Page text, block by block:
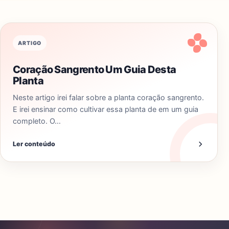
ARTIGO
Coração Sangrento Um Guia Desta
Planta
Neste artigo irei falar sobre a planta coração sangrento.
E irei ensinar como cultivar essa planta de em um guia
completo. O…
Ler conteúdo